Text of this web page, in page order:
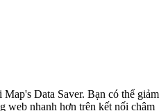
Data Saver. Bạn có thể giảm
web nhanh hơn trên kết nối chậm